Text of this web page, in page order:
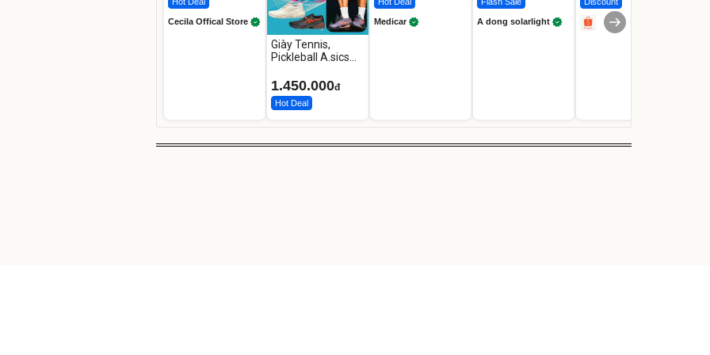
Cecila Offical Store
Giày Tennis,
Pickleball A.sics
Các Phối Màu
1.450.000đ
Hot Deal
Medicar A dong solarlight